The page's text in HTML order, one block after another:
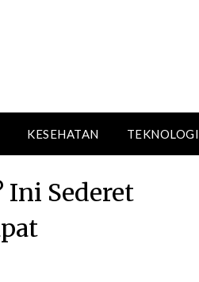
KESEHATAN TEKNOLOGI
Ini Sederet